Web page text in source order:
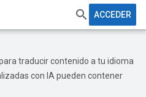
ACCEDER
traducir contenido a tu idioma
con IA pueden contener